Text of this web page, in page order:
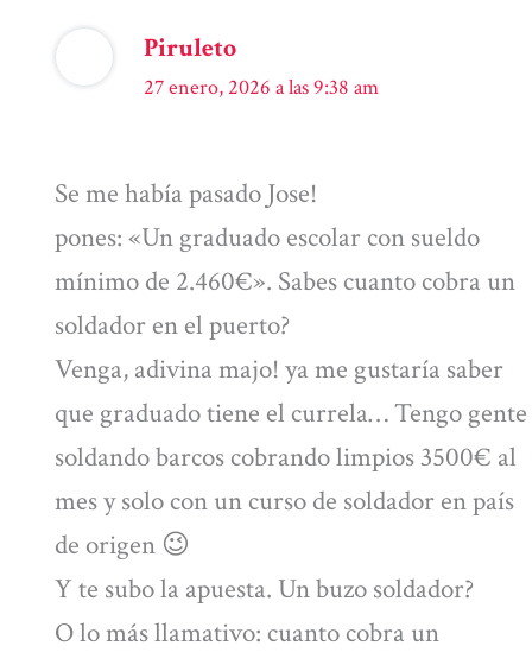
Piruleto
27 enero, 2026 a las 9:38 am
Se me había pasado Jose!
pones: «Un graduado escolar con sueldo
mínimo de 2.460€». Sabes cuanto cobra un
soldador en el puerto?
Venga, adivina majo! ya me gustaría saber
que graduado tiene el currela… Tengo gente
soldando barcos cobrando limpios 3500€ al
mes y solo con un curso de soldador en país
de origen 😉
Y te subo la apuesta. Un buzo soldador?
O lo más llamativo: cuanto cobra un